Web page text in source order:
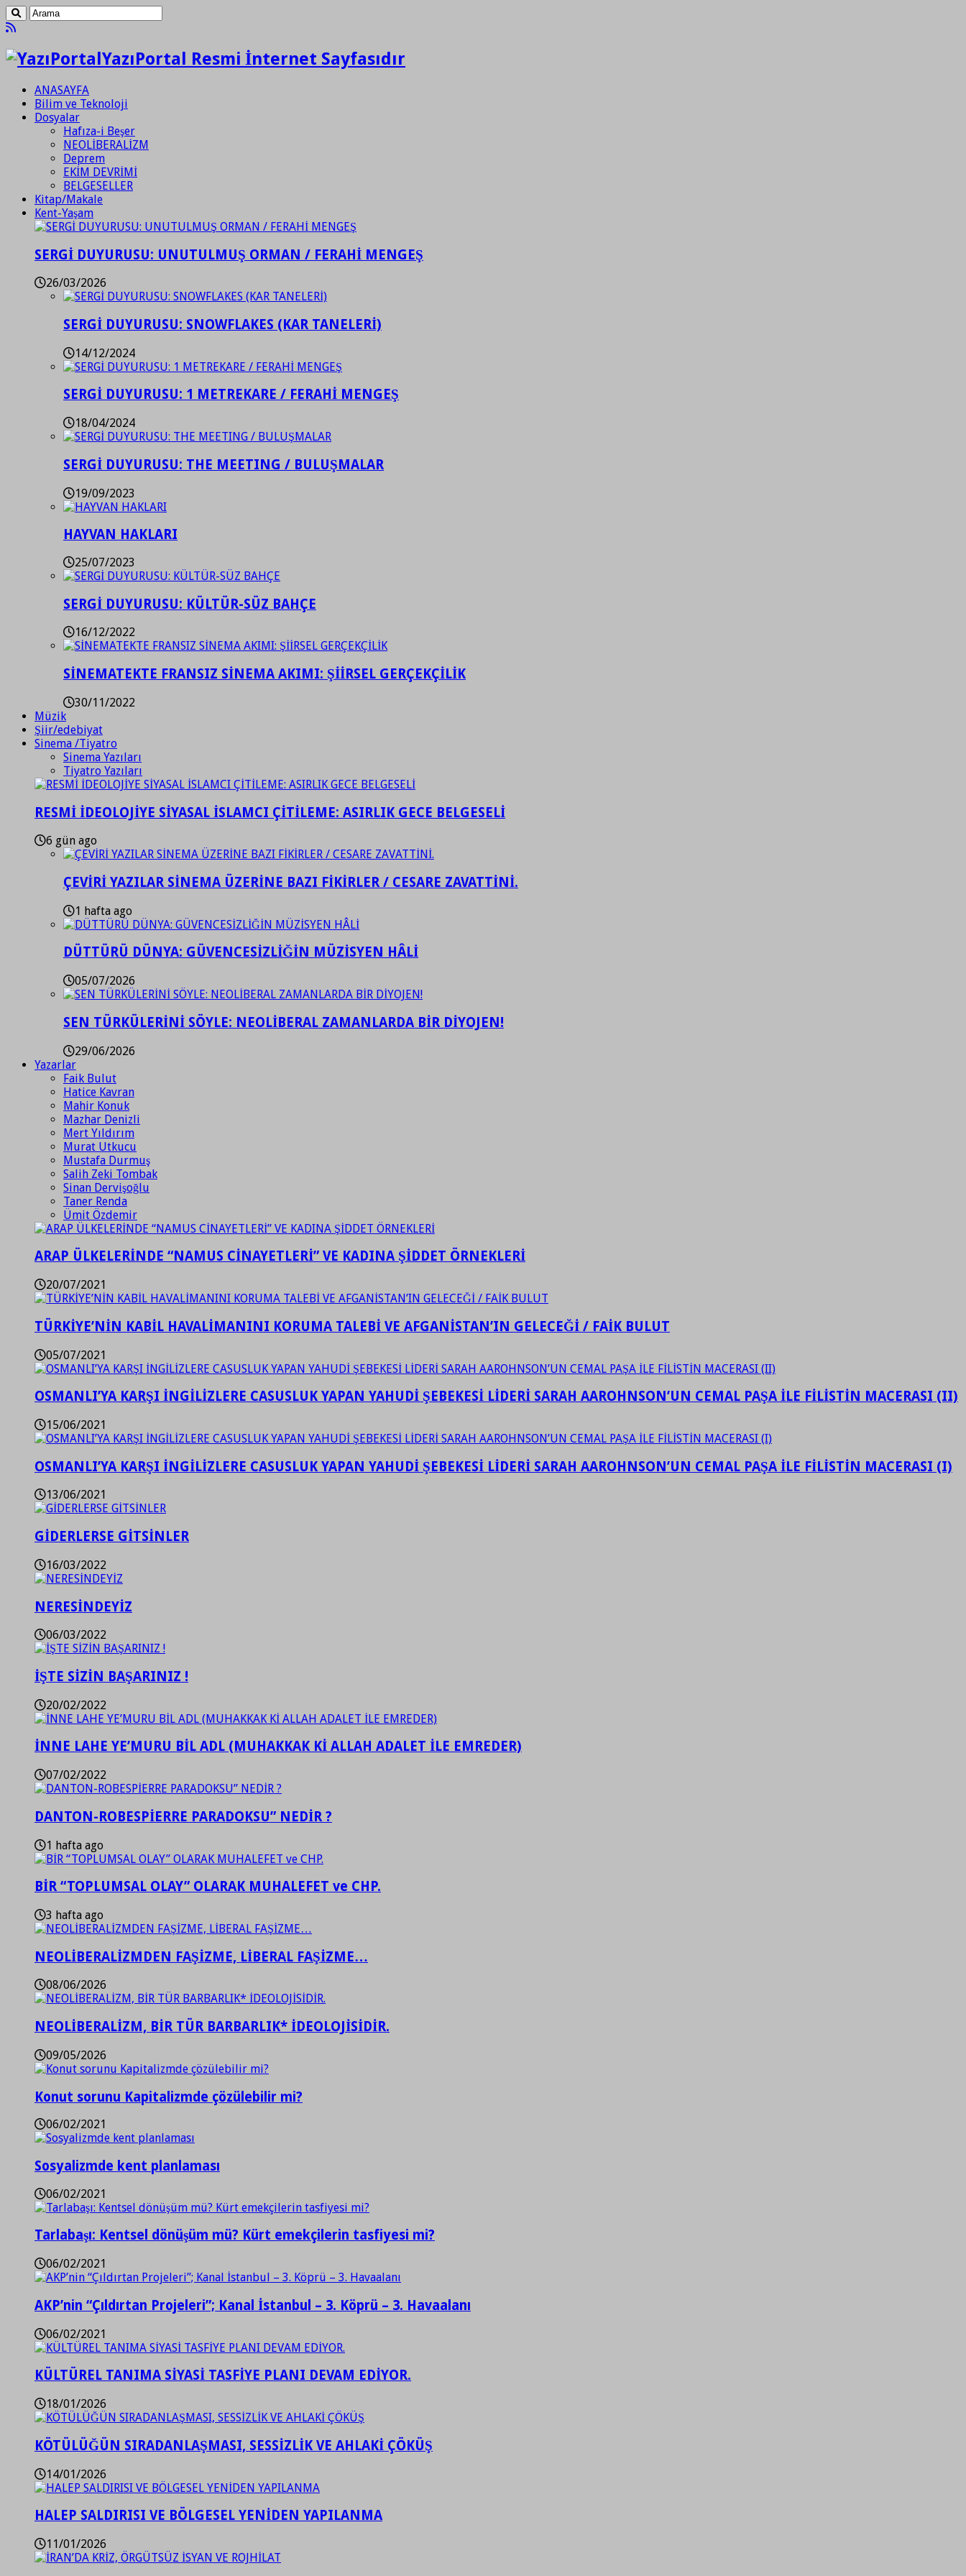
YazıPortal Resmi İnternet Sayfasıdır
ANASAYFA
Bilim ve Teknoloji
Dosyalar
Hafıza-i Beşer
NEOLİBERALİZM
Deprem
EKİM DEVRİMİ
BELGESELLER
Kitap/Makale
Kent-Yaşam
SERGİ DUYURUSU: UNUTULMUŞ ORMAN / FERAHİ MENGEŞ
26/03/2026
SERGİ DUYURUSU: SNOWFLAKES (KAR TANELERİ)
14/12/2024
SERGİ DUYURUSU: 1 METREKARE / FERAHİ MENGEŞ
18/04/2024
SERGİ DUYURUSU: THE MEETING / BULUŞMALAR
19/09/2023
HAYVAN HAKLARI
25/07/2023
SERGİ DUYURUSU: KÜLTÜR-SÜZ BAHÇE
16/12/2022
SİNEMATEKTE FRANSIZ SİNEMA AKIMI: ŞİİRSEL GERÇEKÇİLİK
30/11/2022
Müzik
Şiir/edebiyat
Sinema /Tiyatro
Sinema Yazıları
Tiyatro Yazıları
RESMİ İDEOLOJİYE SİYASAL İSLAMCI ÇİTİLEME: ASIRLIK GECE BELGESELİ
6 gün ago
ÇEVİRİ YAZILAR SİNEMA ÜZERİNE BAZI FİKİRLER / CESARE ZAVATTİNİ.
1 hafta ago
DÜTTÜRÜ DÜNYA: GÜVENCESİZLİĞİN MÜZİSYEN HÂLİ
05/07/2026
SEN TÜRKÜLERİNİ SÖYLE: NEOLİBERAL ZAMANLARDA BİR DİYOJEN!
29/06/2026
Yazarlar
Faik Bulut
Hatice Kavran
Mahir Konuk
Mazhar Denizli
Mert Yıldırım
Murat Utkucu
Mustafa Durmuş
Salih Zeki Tombak
Sinan Dervişoğlu
Taner Renda
Ümit Özdemir
ARAP ÜLKELERİNDE “NAMUS CİNAYETLERİ” VE KADINA ŞİDDET ÖRNEKLERİ
20/07/2021
TÜRKİYE’NİN KABİL HAVALİMANINI KORUMA TALEBİ VE AFGANİSTAN’IN GELECEĞİ / FAİK BULUT
05/07/2021
OSMANLI’YA KARŞI İNGİLİZLERE CASUSLUK YAPAN YAHUDİ ŞEBEKESİ LİDERİ SARAH AAROHNSON’UN CEMAL PAŞA İLE FİLİSTİN MACERASI (II)
15/06/2021
OSMANLI’YA KARŞI İNGİLİZLERE CASUSLUK YAPAN YAHUDİ ŞEBEKESİ LİDERİ SARAH AAROHNSON’UN CEMAL PAŞA İLE FİLİSTİN MACERASI (I)
13/06/2021
GİDERLERSE GİTSİNLER
16/03/2022
NERESİNDEYİZ
06/03/2022
İŞTE SİZİN BAŞARINIZ !
20/02/2022
İNNE LAHE YE’MURU BİL ADL (MUHAKKAK Kİ ALLAH ADALET İLE EMREDER)
07/02/2022
DANTON-ROBESPİERRE PARADOKSU” NEDİR ?
1 hafta ago
BİR “TOPLUMSAL OLAY” OLARAK MUHALEFET ve CHP.
3 hafta ago
NEOLİBERALİZMDEN FAŞİZME, LİBERAL FAŞİZME…
08/06/2026
NEOLİBERALİZM, BİR TÜR BARBARLIK* İDEOLOJİSİDİR.
09/05/2026
Konut sorunu Kapitalizmde çözülebilir mi?
06/02/2021
Sosyalizmde kent planlaması
06/02/2021
Tarlabaşı: Kentsel dönüşüm mü? Kürt emekçilerin tasfiyesi mi?
06/02/2021
AKP’nin “Çıldırtan Projeleri”; Kanal İstanbul – 3. Köprü – 3. Havaalanı
06/02/2021
KÜLTÜREL TANIMA SİYASİ TASFİYE PLANI DEVAM EDİYOR.
18/01/2026
KÖTÜLÜĞÜN SIRADANLAŞMASI, SESSİZLİK VE AHLAKİ ÇÖKÜŞ
14/01/2026
HALEP SALDIRISI VE BÖLGESEL YENİDEN YAPILANMA
11/01/2026